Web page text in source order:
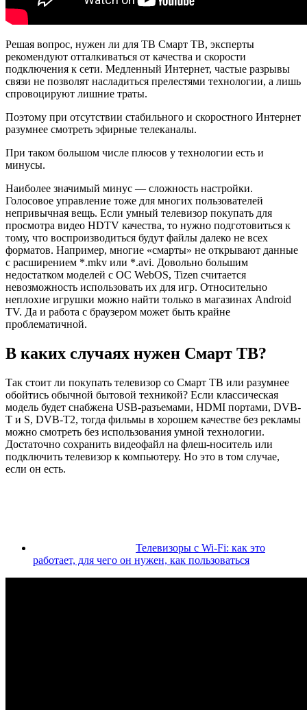
Решая вопрос, нужен ли для ТВ Смарт ТВ, эксперты
рекомендуют отталкиваться от качества и скорости
подключения к сети. Медленный Интернет, частые разрывы
связи не позволят насладиться прелестями технологии, а лишь
спровоцируют лишние траты.
Поэтому при отсутствии стабильного и скоростного Интернет
разумнее смотреть эфирные телеканалы.
При таком большом числе плюсов у технологии есть и
минусы.
Наиболее значимый минус — сложность настройки.
Голосовое управление тоже для многих пользователей
непривычная вещь. Если умный телевизор покупать для
просмотра видео HDTV качества, то нужно подготовиться к
тому, что воспроизводиться будут файлы далеко не всех
форматов. Например, многие «смарты» не открывают данные
с расширением *.mkv или *.avi. Довольно большим
недостатком моделей с ОС WebOS, Tizen считается
невозможность использовать их для игр. Относительно
неплохие игрушки можно найти только в магазинах Android
TV. Да и работа с браузером может быть крайне
проблематичной.
В каких случаях нужен Смарт ТВ?
Так стоит ли покупать телевизор со Смарт ТВ или разумнее
обойтись обычной бытовой техникой? Если классическая
модель будет снабжена USB-разъемами, HDMI портами, DVB-
T и S, DVB-T2, тогда фильмы в хорошем качестве без рекламы
можно смотреть без использования умной технологии.
Достаточно сохранить видеофайл на флеш-носитель или
подключить телевизор к компьютеру. Но это в том случае,
если он есть.
Телевизоры с Wi-Fi: как это
работает, для чего он нужен, как пользоваться